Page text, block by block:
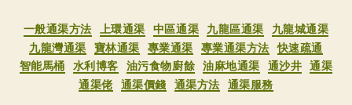
分
类
一般通渠方法 上環通渠 中區通渠 九龍區通渠
九龍城通渠
九龍灣通渠
寶林通渠 專業通渠 專業通渠方法
快速疏通
智能馬桶
水利博客 油污食物廚餘 油麻地通渠 通沙井 通渠
通渠佬
通渠價錢 通渠方法 通渠服務